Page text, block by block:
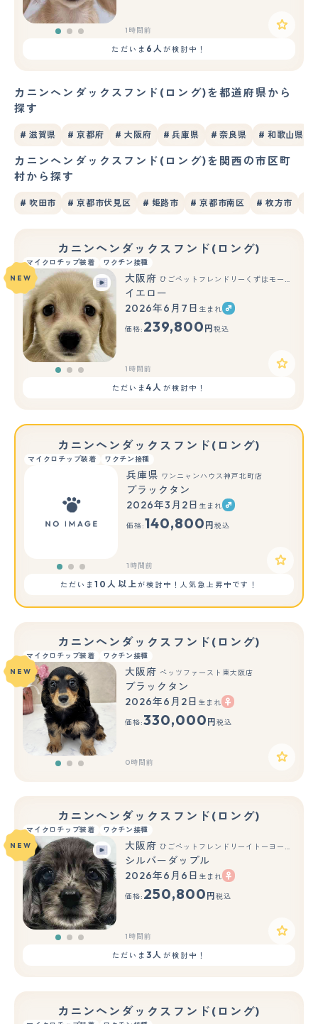
1時間前
ただいま 6人が検討中！
カニンヘンダックスフンド(ロング)を都道府県から
探す
# 滋賀県 # 京都府 # 大阪府 # 兵庫県 # 奈良県 # 和歌山県
カニンヘンダックスフンド(ロング)を関西の市区町
村から探す
# 吹田市 # 京都市伏見区 # 姫路市 # 京都市南区 # 枚方市
カニンヘンダックスフンド(ロング)
マイクロチップ装着 ワクチン接種
もっと見る
NEW 大阪府 ひごペットフレンドリーくずはモール店
イエロー
2026年6月7日 生まれ
価格: 239,800 円 税込
1時間前
ただいま4人 が検討中！
カニンヘンダックスフンド(ロング)
マイクロチップ装着 ワクチン接種
もっと見る
兵庫県 ワンニャンハウス神戸北町店
ブラックタン
2026年3月2日 生まれ
価格:140,800 円 税込
1時間前
ただいま10人以上が検討中！人気急上昇中です！
カニンヘンダックスフンド(ロング)
マイクロチップ装着 ワクチン接種
もっと見る
NEW 大阪府 ペッツファースト東大阪店
ブラックタン
2026年6月2日 生まれ
価格:330,000 円 税込
0時間前
カニンヘンダックスフンド(ロング)
マイクロチップ装着 ワクチン接種
もっと見る
NEW 大阪府 ひごペットフレンドリーイトーヨーカドー津久野店
シルバーダップル
2026年6月6日 生まれ
価格: 250,800 円 税込
1時間前
ただいま3人 が検討中！
カニンヘンダックスフンド(ロング)